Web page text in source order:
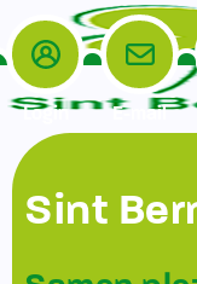
Home
De School
Ouders
Login E-mail
Sint